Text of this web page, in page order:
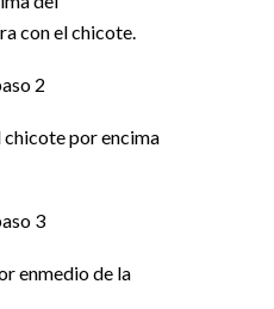
con el chicote.
chicote por encima
enmedio de la